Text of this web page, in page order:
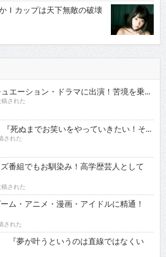
カップは天下無敵の破壊
エーション・ドラマに出演！苦境を乗...
された
死ぬまでお笑いをやっていきたい！そ...
された
番組でもお馴染み！高学歴芸人として
された
ム・アニメ・漫画・アイドルに精通！
された
夢が叶うというのは直線ではなくい